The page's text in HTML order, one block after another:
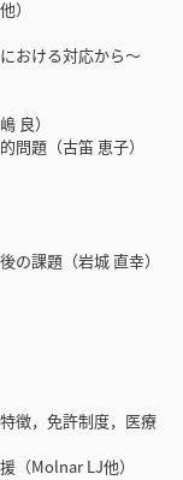
）
おける対応から～
良）
問題（古笛 恵子）
の課題（岩城 直幸）
徴，免許制度，医療
（Molnar LJ他）